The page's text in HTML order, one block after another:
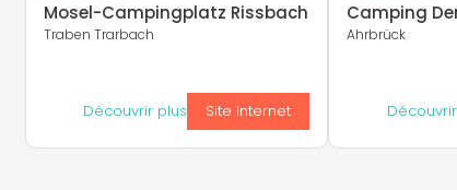
Mosel-Campingplatz Rissbach
Traben Trarbach
Découvrir plus Site Internet
Camping
Ahrbrück